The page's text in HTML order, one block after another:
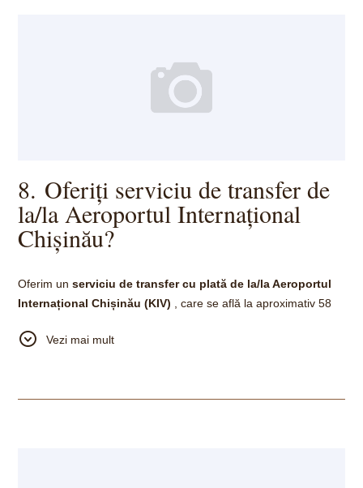
8. Oferiți serviciu de transfer de
la/la Aeroportul Internațional
Chișinău?
Oferim unserviciu de transfer cu plată de la/la Aeroportul
Internațional Chișinău (KIV) , care se află la aproximativ 58
în avans și vă vom ajuta să aranjam un transport confortabil
Vezi mai mult